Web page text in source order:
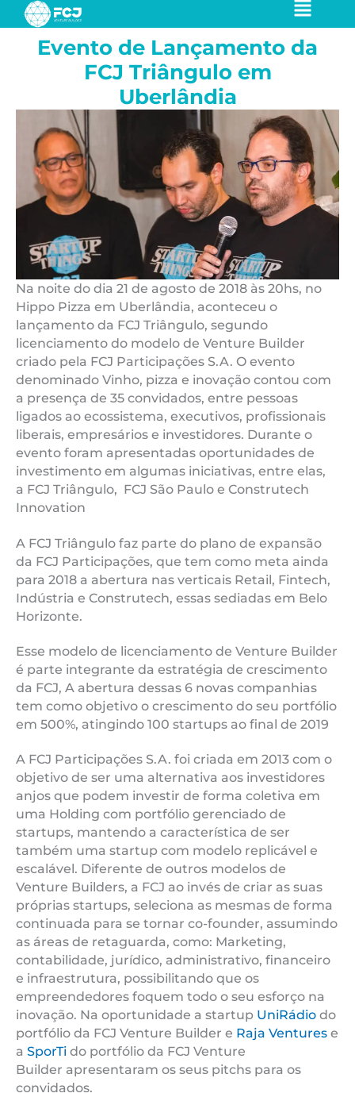
para
Evento de Lançamento da
FCJ Triângulo em
Uberlândia
Na noite do dia 21 de agosto de 2018 às 20hs, no
Hippo Pizza em Uberlândia, aconteceu o
lançamento da FCJ Triângulo, segundo
licenciamento do modelo de Venture Builder
criado pela FCJ Participações S.A. O evento
denominado Vinho, pizza e inovação contou com
a presença de 35 convidados, entre pessoas
ligados ao ecossistema, executivos, profissionais
liberais, empresários e investidores. Durante o
evento foram apresentadas oportunidades de
investimento em algumas iniciativas, entre elas,
a FCJ Triângulo, FCJ São Paulo e Construtech
Innovation
A FCJ Triângulo faz parte do plano de expansão
da FCJ Participações, que tem como meta ainda
para 2018 a abertura nas verticais Retail, Fintech,
Indústria e Construtech, essas sediadas em Belo
Horizonte.
Esse modelo de licenciamento de Venture Builder
é parte integrante da estratégia de crescimento
da FCJ, A abertura dessas 6 novas companhias
tem como objetivo o crescimento do seu portfólio
em 500%, atingindo 100 startups ao final de 2019
A FCJ Participações S.A. foi criada em 2013 com o
objetivo de ser uma alternativa aos investidores
anjos que podem investir de forma coletiva em
uma Holding com portfólio gerenciado de
startups, mantendo a característica de ser
também uma startup com modelo replicável e
escalável. Diferente de outros modelos de
Venture Builders, a FCJ ao invés de criar as suas
próprias startups, seleciona as mesmas de forma
continuada para se tornar co-founder, assumindo
as áreas de retaguarda, como: Marketing,
contabilidade, jurídico, administrativo, financeiro
e infraestrutura, possibilitando que os
empreendedores foquem todo o seu esforço na
inovação. Na oportunidade a startup UniRádio do
portfólio da FCJ Venture Builder e Raja Ventures e
a SporTi do portfólio da FCJ Venture
Builder apresentaram os seus pitchs para os
convidados.